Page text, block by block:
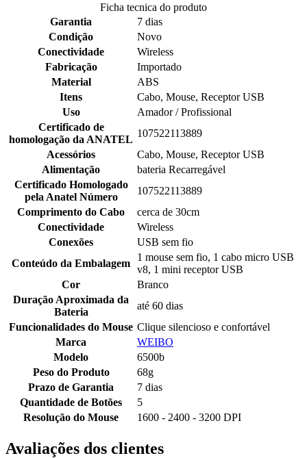
Ficha tecnica do produto
Garantia
7 dias
Condição
Novo
Conectividade
Wireless
Fabricação
Importado
Material
ABS
Itens
Cabo, Mouse, Receptor USB
Uso
Amador / Profissional
Certificado de
homologação da ANATEL
107522113889
Acessórios
Cabo, Mouse, Receptor USB
Alimentação
bateria Recarregável
Certificado Homologado
pela Anatel Número
107522113889
Comprimento do Cabo
cerca de 30cm
Conectividade
Wireless
Conexões
USB sem fio
Conteúdo da Embalagem
1 mouse sem fio, 1 cabo micro USB
v8, 1 mini receptor USB
Cor
Branco
Duração Aproximada da
Bateria
até 60 dias
Funcionalidades do Mouse Clique silencioso e confortável
Marca
WEIBO
Modelo
6500b
Peso do Produto
68g
Prazo de Garantia
7 dias
Quantidade de Botões
5
Resolução do Mouse
1600 - 2400 - 3200 DPI
Avaliações dos clientes